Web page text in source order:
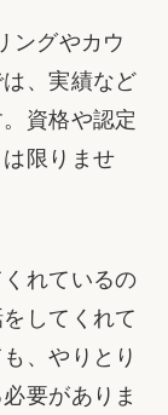
ングやカウ
、実績など
資格や認定
限りませ
れているの
してくれて
、やりとり
要がありま